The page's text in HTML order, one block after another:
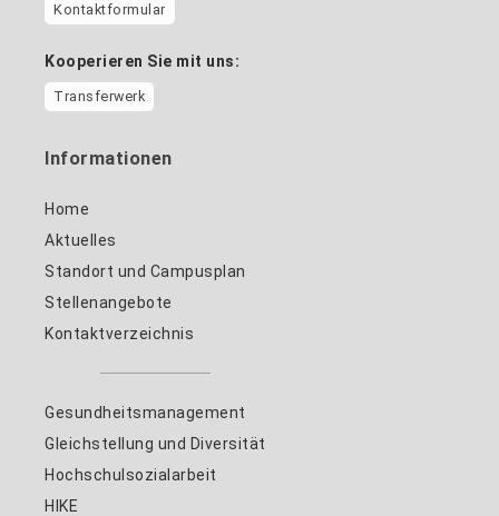
Kontaktformular
Kooperieren Sie mit uns:
Transferwerk
Informationen
Home
Aktuelles
Standort und Campusplan
Stellenangebote
Kontaktverzeichnis
Gesundheitsmanagement
Gleichstellung und Diversität
Hochschulsozialarbeit
HIKE